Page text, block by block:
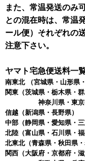
また、常温発送のみ
との混在時は、常温
ール便）それぞれの
注意下さい。
ヤマト宅急便送料一
南東北
（宮城県・山形県
関東 （茨城県・栃木県・
神奈川県・東京都
信越 （新潟県・長野県）
中部 （静岡県・愛知県・
北陸 （富山県・石川県・福
北東北（青森県・秋田県・
関西 （大阪府・京都府・